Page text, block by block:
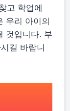
고 학업에
우리 아이의
것입니다. 부
길 바랍니